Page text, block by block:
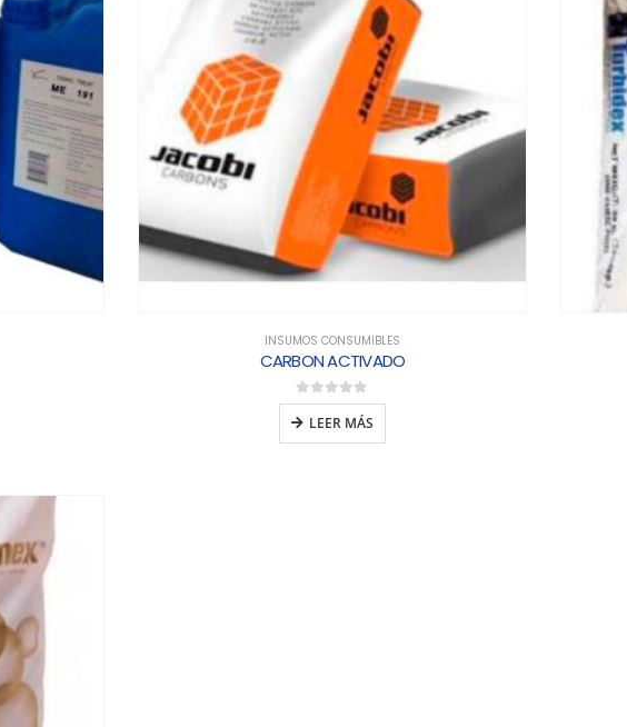
INSUMOS CONSUMIBLES
CARBON ACTIVADO
0out of 5
LEER MÁS